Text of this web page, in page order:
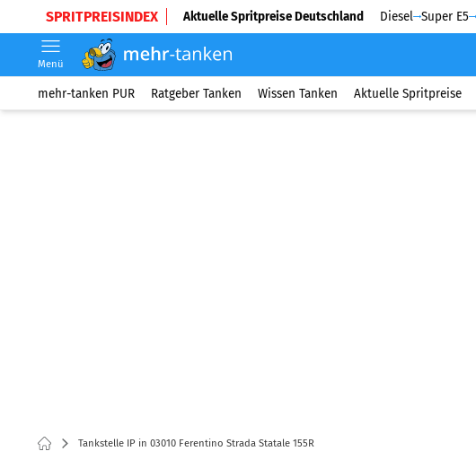
SPRITPREISINDEX Aktuelle Spritpreise Deutschland Diesel Super E5
Menü
mehr-tanken PUR Ratgeber Tanken Wissen Tanken Aktuelle Spritpreise
Tankstelle IP in 03010 Ferentino Strada Statale 155R